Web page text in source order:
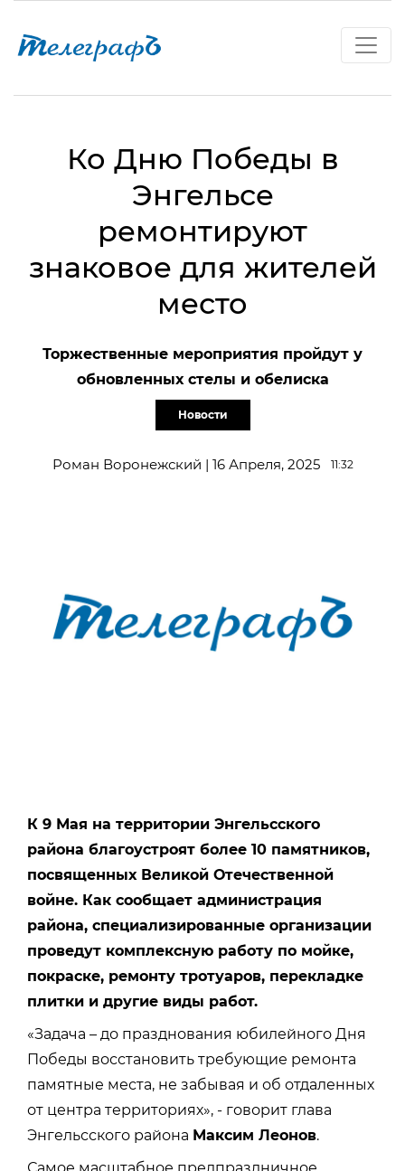
Ко Дню Победы в
Энгельсе
ремонтируют
знаковое для жителей
место
Торжественные мероприятия пройдут у
обновленных стелы и обелиска
Новости
Роман Воронежский | 16 Апреля, 2025 11:32
К 9 Мая на территории Энгельсского
района благоустроят более 10 памятников,
посвященных Великой Отечественной
войне. Как сообщает администрация
района, специализированные организации
проведут комплексную работу по мойке,
покраске, ремонту тротуаров, перекладке
плитки и другие виды работ.
«Задача – до празднования юбилейного Дня
Победы восстановить требующие ремонта
памятные места, не забывая и об отдаленных
от центра территориях», - говорит глава
Энгельсского района Максим Леонов.